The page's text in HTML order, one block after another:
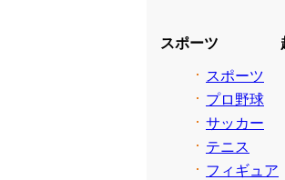
スポーツ
スポーツ
プロ野球
サッカー
テニス
フィギュア